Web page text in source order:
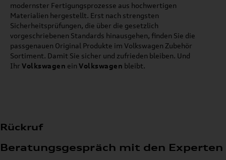
modernster Fertigungsprozesse aus hochwertigen
Materialien hergestellt. Erst nach strengsten
Sicherheitsprüfungen, die über die gesetzlich
vorgeschriebenen Standards hinausgehen, finden Sie die
passgenauen Original Produkte im Volkswagen Zubehör
Sortiment. Damit Sie sicher und zufrieden bleiben. Und
Ihr Volkswagen ein Volkswagen bleibt.
Rückruf
Beratungsgespräch mit den Experten